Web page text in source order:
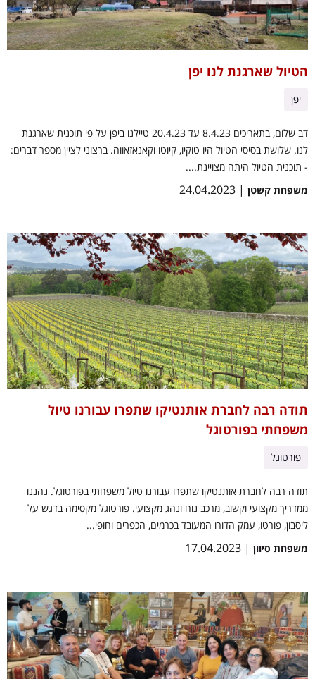
הטיול שארגנת לנו יפן
יפן
דב שלום, בתאריכים 8.4.23 עד 20.4.23 טיילנו ביפן על פי תוכנית שארגנת
לנו. שלושת בסיסי הטיול היו טוקיו, קיוטו וקאנאזאווה. ברצוני לציין מספר דברים:
- תוכנית הטיול היתה מצויינת....
משפחת קשטן | 24.04.2023
תודה רבה לחברת אותנטיקו שתפרו עבורנו טיול
משפחתי בפורטוגל
פורטוגל
תודה רבה לחברת אותנטיקו שתפרו עבורנו טיול משפחתי בפורטוגל. נהננו
ממדריך מקצועי וקשוב, מרכב נוח ונהג מקצועי. פורטוגל מקסימה בדגש על
ליסבון, פורטו, עמק הדורו המעובד בכרמים, הכפרים וחופי...
משפחת סיוון | 17.04.2023